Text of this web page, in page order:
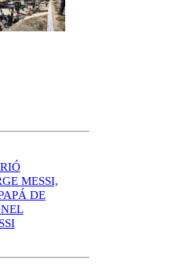
MESSI,
DE